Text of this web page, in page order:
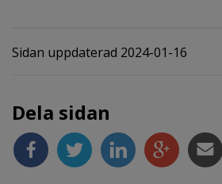
Sidan uppdaterad 2024-01-16
Dela sidan